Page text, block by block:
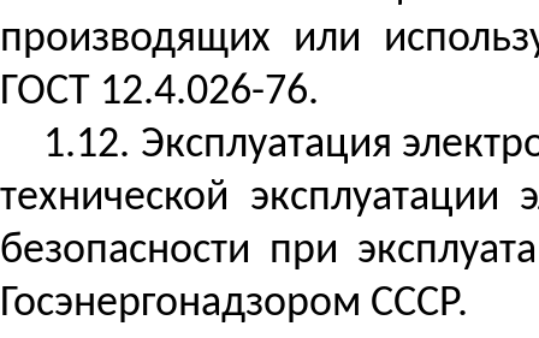
производящих или
ГОСТ 12.4.026-76.
1.12. Эксплуатация
технической эксплуатации
безопасности при
Госэнергонадзором СССР.